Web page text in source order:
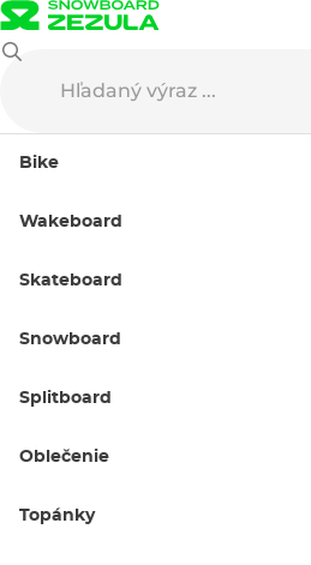
Bike
Wakeboard
Skateboard
Snowboard
Splitboard
Oblečenie
Topánky
Prilby na splitboard
Zoradiť podľa: